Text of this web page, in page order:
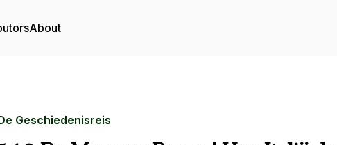
About
Geschiedenisreis